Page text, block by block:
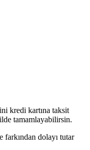
kredi kartına taksit
tamamlayabilirsin.
farkından dolayı tutar